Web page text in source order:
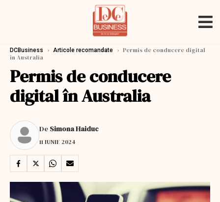
DCBusiness › Articole recomandate › Permis de conducere digital
în Australia
Permis de conducere
digital în Australia
De Simona Haiduc
11 IUNIE 2024